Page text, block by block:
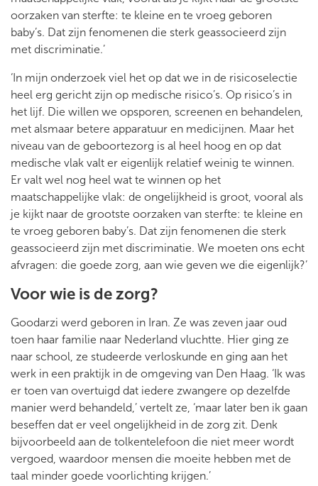
oorzaken van sterfte: te kleine en te vroeg geboren
baby’s. Dat zijn fenomenen die sterk geassocieerd zijn
met discriminatie.’
‘In mijn onderzoek viel het op dat we in de risicoselectie
heel erg gericht zijn op medische risico’s. Op risico’s in
het lijf. Die willen we opsporen, screenen en behandelen,
met alsmaar betere apparatuur en medicijnen. Maar het
niveau van de geboortezorg is al heel hoog en op dat
medische vlak valt er eigenlijk relatief weinig te winnen.
Er valt wel nog heel wat te winnen op het
maatschappelijke vlak: de ongelijkheid is groot, vooral als
je kijkt naar de grootste oorzaken van sterfte: te kleine en
te vroeg geboren baby’s. Dat zijn fenomenen die sterk
geassocieerd zijn met discriminatie. We moeten ons echt
afvragen: die goede zorg, aan wie geven we die eigenlijk?’
Voor wie is de zorg?
Goodarzi werd geboren in Iran. Ze was zeven jaar oud
toen haar familie naar Nederland vluchtte. Hier ging ze
naar school, ze studeerde verloskunde en ging aan het
werk in een praktijk in de omgeving van Den Haag. ‘Ik was
er toen van overtuigd dat iedere zwangere op dezelfde
manier werd behandeld,’ vertelt ze, ‘maar later ben ik gaan
beseffen dat er veel ongelijkheid in de zorg zit. Denk
bijvoorbeeld aan de tolkentelefoon die niet meer wordt
vergoed, waardoor mensen die moeite hebben met de
taal minder goede voorlichting krijgen.’